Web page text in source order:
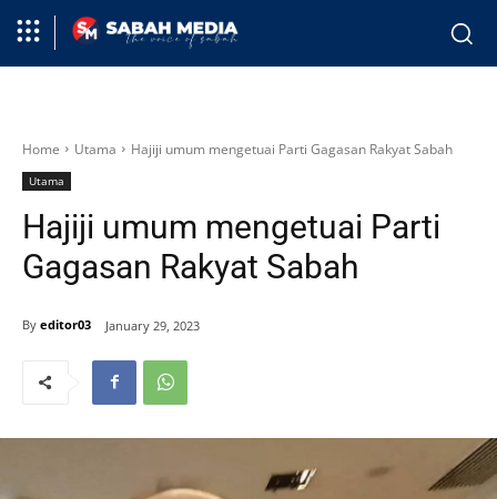
Home Utama Hajiji umum mengetuai Parti Gagasan Rakyat Sabah
Utama
Hajiji umum mengetuai Parti
Gagasan Rakyat Sabah
By editor03 January 29, 2023